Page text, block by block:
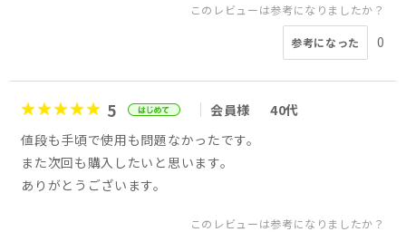
このレビューは参考になりましたか？
参考になった 0
5 会員様
40代
値段も手頃で使用も問題なかったです。
また次回も購入したいと思います。
ありがとうございます。
このレビューは参考になりましたか？